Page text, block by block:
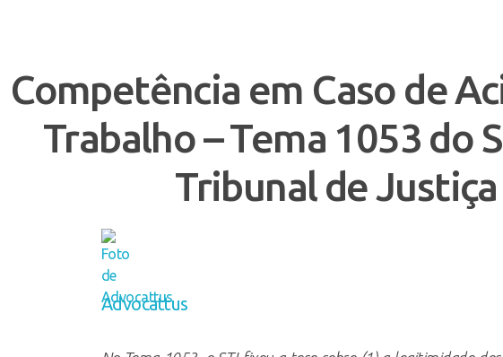
Competência em Caso de
Trabalho – Tema 1053 do
Tribunal de Justiça
Advocattus